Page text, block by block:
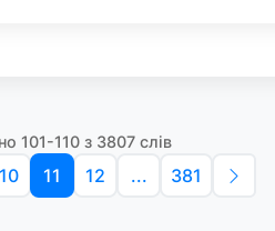
101-110 з 3807 слів
10 11 12 ... 381